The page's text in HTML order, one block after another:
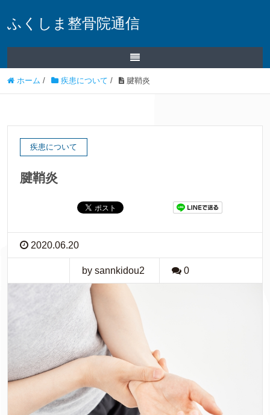
ふくしま整骨院通信
ホーム / 疾患について / 腱鞘炎
疾患について
腱鞘炎
2020.06.20
by sannkidou2 0